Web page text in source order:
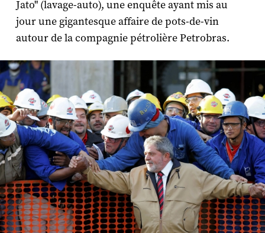
Jato" (lavage-auto), une enquête ayant mis au
jour une gigantesque affaire de pots-de-vin
autour de la compagnie pétrolière Petrobras.